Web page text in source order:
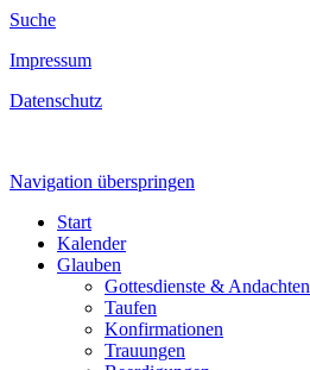
Suche
Impressum
Datenschutz
Navigation überspringen
Start
Kalender
Glauben
Gottesdienste & Andachten
Taufen
Konfirmationen
Trauungen